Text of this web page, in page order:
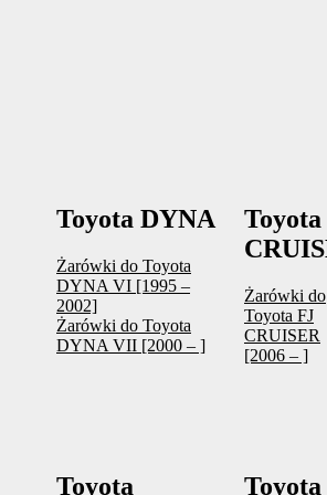
Toyota DYNA
Żarówki do Toyota
DYNA VI [1995 –
2002]
Żarówki do Toyota
DYNA VII [2000 – ]
Żarówki do
Toyota FJ
CRUISER
[2006 – ]
Toyota Toyota